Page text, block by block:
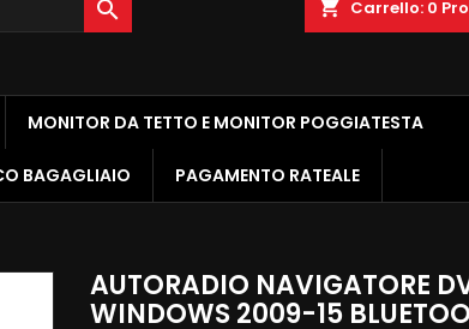
shopping_cart Carrello: 0

MONITOR DA TETTO E MONITOR POGGIATESTA
BAGAGLIAIO PAGAMENTO RATEALE
AUTORADIO NAVIGATORE
WINDOWS 2009-15